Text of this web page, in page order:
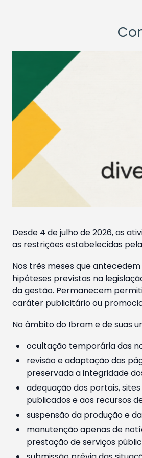
Desde 4 de julho de 2026, as
as restrições estabelecidas
Nos três meses que
hipóteses previstas na
da gestão. Permanecem
caráter publicitário ou
No âmbito do Ibram e de suas
ocultação temporária das
revisão e adaptação das
preservada a integridade
adequação dos portais,
publicados e aos recursos
suspensão da produção e
manutenção apenas de
prestação de serviços